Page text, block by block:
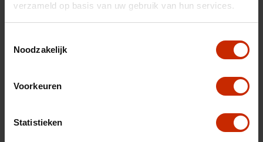
verzameld op basis van uw gebruik van hun services.
Noodzakelijk
Voorkeuren
Statistieken